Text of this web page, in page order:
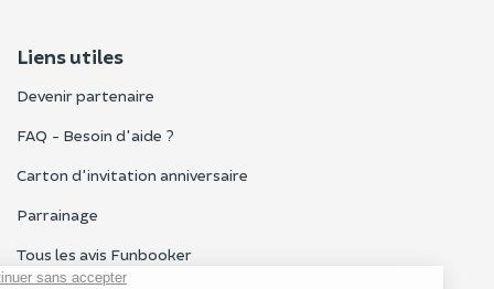
Liens utiles
Devenir partenaire
FAQ - Besoin d'aide ?
Carton d'invitation anniversaire
Parrainage
Tous les avis Funbooker